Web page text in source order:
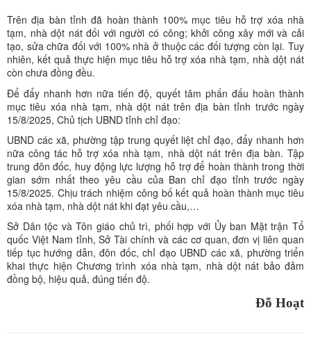
Trên địa bàn tỉnh đã hoàn thành 100% mục tiêu hỗ trợ xóa nhà
tạm, nhà dột nát đối với người có công; khởi công xây mới và cải
tạo, sửa chữa đối với 100% nhà ở thuộc các đối tượng còn lại. Tuy
nhiên, kết quả thực hiện mục tiêu hỗ trợ xóa nhà tạm, nhà dột nát
còn chưa đồng đều.
Để đẩy nhanh hơn nữa tiến độ, quyết tâm phấn đấu hoàn thành
mục tiêu xóa nhà tạm, nhà dột nát trên địa bàn tỉnh trước ngày
15/8/2025, Chủ tịch UBND tỉnh chỉ đạo:
UBND các xã, phường tập trung quyết liệt chỉ đạo, đẩy nhanh hơn
nữa công tác hỗ trợ xóa nhà tạm, nhà dột nát trên địa bàn. Tập
trung đôn đốc, huy động lực lượng hỗ trợ để hoàn thành trong thời
gian sớm nhất theo yêu cầu của Ban chỉ đạo tỉnh trước ngày
15/8/2025. Chịu trách nhiệm công bố kết quả hoàn thành mục tiêu
xóa nhà tạm, nhà dột nát khi đạt yêu cầu,…
Sở Dân tộc và Tôn giáo chủ trì, phối hợp với Ủy ban Mặt trận Tổ
quốc Việt Nam tỉnh, Sở Tài chính và các cơ quan, đơn vị liên quan
tiếp tục hướng dẫn, đôn đốc, chỉ đạo UBND các xã, phường triển
khai thực hiện Chương trình xóa nhà tạm, nhà dột nát bảo đảm
đồng bộ, hiệu quả, đúng tiến độ.
Đỗ Hoạt